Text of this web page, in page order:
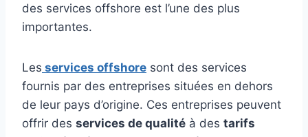
des services offshore est l’une des plus
importantes.
Les services offshore sont des services
fournis par des entreprises situées en dehors
de leur pays d’origine. Ces entreprises peuvent
offrir des services de qualité à des tarifs